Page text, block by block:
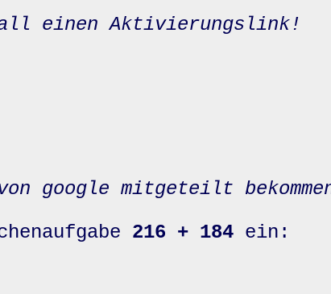
einen Aktivierungslink!
google mitgeteilt
216 + 184 ein: